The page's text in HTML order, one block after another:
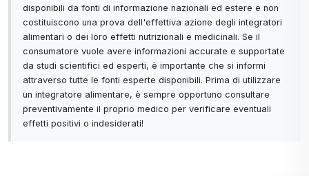
disponibili da fonti di informazione nazionali ed estere e non
costituiscono una prova dell'effettiva azione degli integratori
alimentari o dei loro effetti nutrizionali e medicinali. Se il
consumatore vuole avere informazioni accurate e supportate
da studi scientifici ed esperti, è importante che si informi
attraverso tutte le fonti esperte disponibili. Prima di utilizzare
un integratore alimentare, è sempre opportuno consultare
preventivamente il proprio medico per verificare eventuali
effetti positivi o indesiderati!